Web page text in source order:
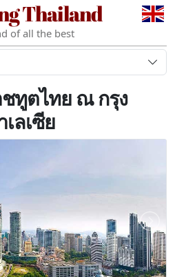
Thailand
of all the best
ทูตไทย ณ กรุง
ลเซีย